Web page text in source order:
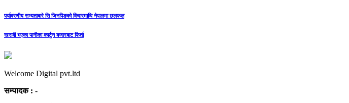
पर्यावरणीय सभ्यताबारे सि जिनपिङको विचारमाथि नेपालमा छलफल
खराबी भएका पानीका कार्टुन बजारबाट फिर्ता
Welcome Digital pvt.ltd
सम्पादक : -